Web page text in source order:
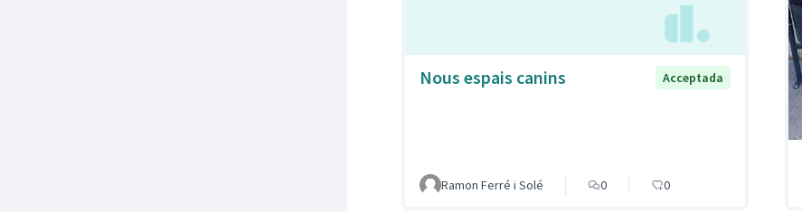
Nous espais canins Acceptada
Ramon Ferré i Solé 0 0